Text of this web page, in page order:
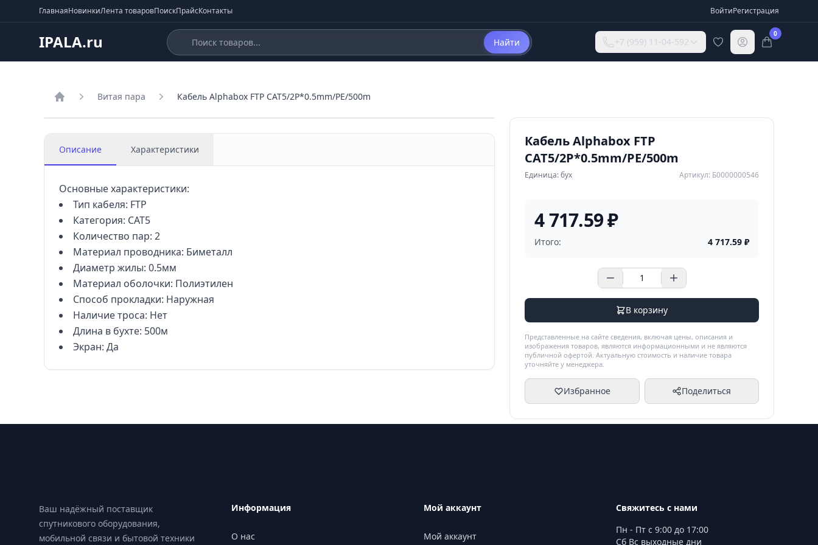
ГлавнаяНовинкиЛента товаровПоискПрайсКонтакты ВойтиРегистрация
IPALA.ru Найти +7 (959) 11-04-592
0
Витая пара Кабель Alphabox FTP CAT5/2P*0.5mm/PE/500m
Кабель Alphabox FTP
CAT5/2P*0.5mm/PE/500m
Единица: бух Артикул: Б0000000546
4 717.59 ₽
Итого: 4 717.59 ₽
В корзину
Представленные на сайте сведения, включая цены, описания и
изображения товаров, являются информационными и не являются
публичной офертой. Актуальную стоимость и наличие товара
уточняйте у менеджера.
Избранное Поделиться
Описание Характеристики
Основные характеристики:
Тип кабеля: FTР
Категория: CAT5
Количество пар: 2
Материал проводника: Биметалл
Диаметр жилы: 0.5мм
Материал оболочки: Полиэтилен
Способ прокладки: Наружная
Наличие троса: Нет
Длина в бухте: 500м
Экран: Да
Ваш надёжный поставщик
спутникового оборудования,
мобильной связи и бытовой техники
Информация
О нас
Мой аккаунт
Мой аккаунт
Свяжитесь с нами
Пн - Пт с 9:00 до 17:00
Сб Вс выходные дни